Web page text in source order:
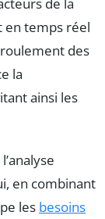
en temps réel
des
la
ainsi les
en combinant
les besoins